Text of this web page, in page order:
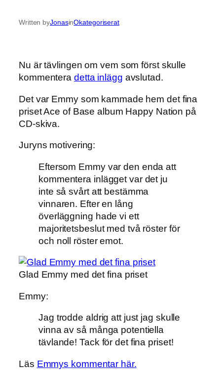
Written byJonasinOkategoriserat
Nu är tävlingen om vem som först skulle
kommentera detta inlägg avslutad.
Det var Emmy som kammade hem det fina
priset Ace of Base album Happy Nation på
CD-skiva.
Juryns motivering:
Eftersom Emmy var den enda att
kommentera inlägget var det ju
inte så svårt att bestämma
vinnaren. Efter en lång
överläggning hade vi ett
majoritetsbeslut med två röster för
och noll röster emot.
Glad Emmy med det fina priset
Emmy:
Jag trodde aldrig att just jag skulle
vinna av så många potentiella
tävlande! Tack för det fina priset!
Läs Emmys kommentar här.